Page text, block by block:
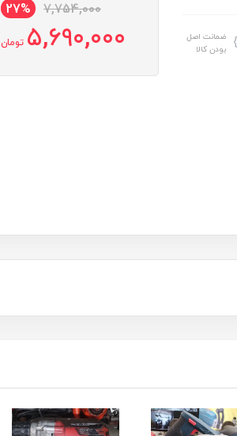
ضمانت اصل
بودن کالا
7,754,000
27%
5,690,000 تومان